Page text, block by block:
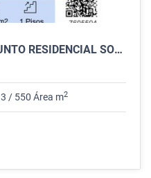
VENTA DE CASA EN CONJUNTO RESIDENCIAL SOBRE LA VIA MONTERIA - CERETE
3 / 550 Área m2